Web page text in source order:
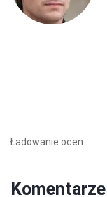
Ładowanie ocen...
Komentarze